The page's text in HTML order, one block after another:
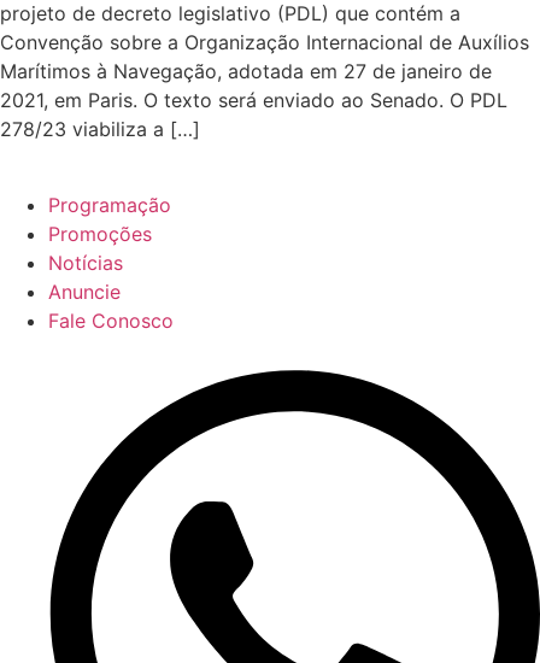
projeto de decreto legislativo (PDL) que contém a
Convenção sobre a Organização Internacional de Auxílios
Marítimos à Navegação, adotada em 27 de janeiro de
2021, em Paris. O texto será enviado ao Senado. O PDL
278/23 viabiliza a […]
Programação
Promoções
Notícias
Anuncie
Fale Conosco